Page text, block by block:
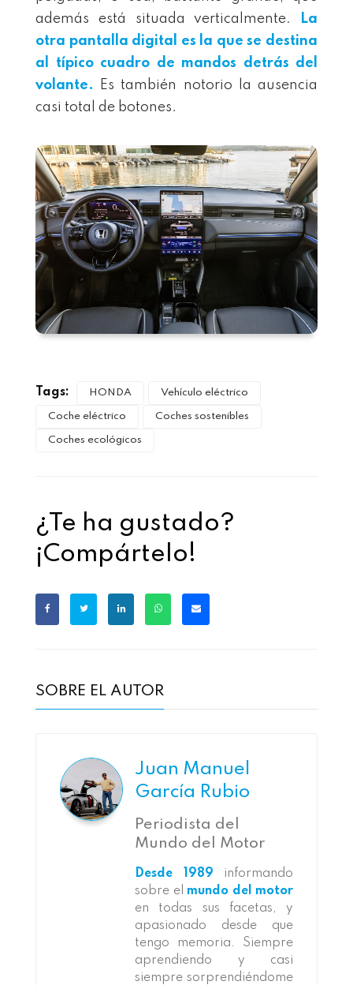
además está situada verticalmente.
La
otra pantalla digital es la que se destina
al típico cuadro de mandos detrás del
volante.
Es también notorio la ausencia
casi total de botones.
Tags: HONDA Vehículo eléctrico
Coche eléctrico Coches sostenibles
Coches ecológicos
¿Te ha gustado?
¡Compártelo!
SOBRE EL AUTOR
Juan Manuel
García Rubio
Periodista del
Mundo del Motor
Desde 1989 informando
sobre el mundo del motor
en todas sus facetas, y
apasionado desde que
tengo memoria. Siempre
aprendiendo y casi
siempre sorprendiéndome